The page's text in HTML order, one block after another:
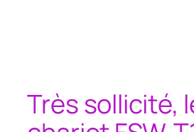
Très sollicité,